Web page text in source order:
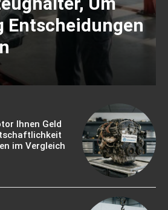
Entscheidungen
Ihnen Geld
im Vergleich